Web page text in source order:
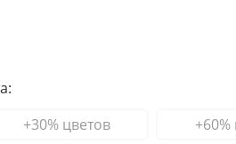
+30% цветов
+60%